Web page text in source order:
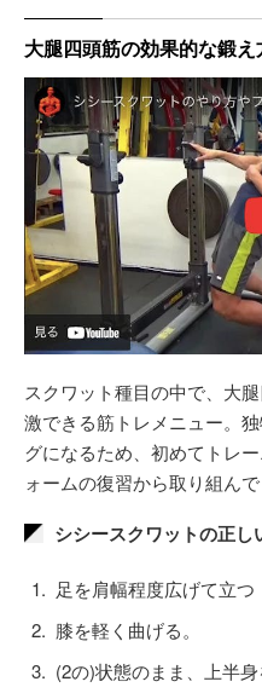
大腿四頭筋の効果的な鍛
スクワット種目の中で、大
激できる筋トレメニュー。
グになるため、初めてトレ
ォームの復習から取り組んで
シシースクワットの正し
足を肩幅程度広げて立つ
膝を軽く曲げる。
(2の)状態のまま、上半